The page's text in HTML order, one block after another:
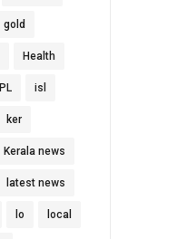
gold
Health
IPL isl
ker
Kerala news
latest news
lo local